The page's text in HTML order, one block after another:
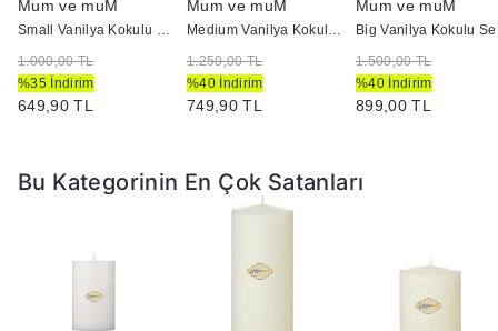
Mum ve muM
Small Vanilya Kokulu Set Mum Çap 7 cm Beyaz
1.000,00 TL
%35 İndirim
649,90 TL
Mum ve muM
Medium Vanilya Kokulu Set Mum Çap 7 cm Beyaz
1.250,00 TL
%40 İndirim
749,90 TL
Mum ve muM
1.500,00 TL
%40 İndirim
899,00 TL
Bu Kategorinin En Çok Satanları